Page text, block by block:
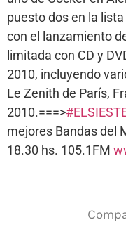
puesto dos en la
con el lanzamiento
limitada con CD y
2010, incluyendo
Le Zenith de París,
2010.===>
mejores Bandas del
18.30 hs. 105.1FM